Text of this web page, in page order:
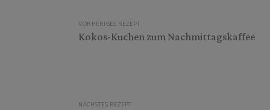
VORHERIGES REZEPT
Kokos-Kuchen zum Nachmittagskaffee
NÄCHSTES REZEPT